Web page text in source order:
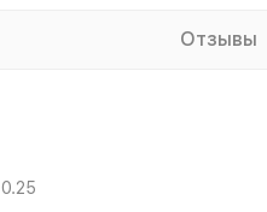
Отзывы
0.25